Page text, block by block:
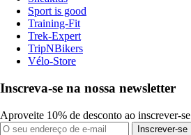
Sport is good
Training-Fit
Trek-Expert
TripNBikers
Vélo-Store
Inscreva-se na nossa newsletter
Aproveite 10% de desconto ao inscrever-
Inscrever-se